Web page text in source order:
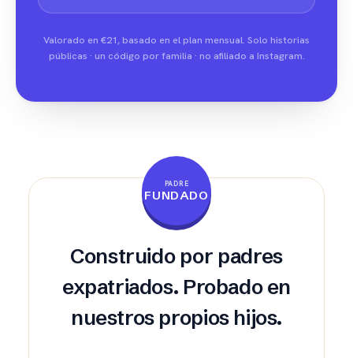
Valorado en €21, basado en el plan mensual. Solo historias
públicas · un código por familia · no afiliado a Instagram.
PADRE
FUNDADO
Construido por padres
expatriados. Probado en
nuestros propios hijos.